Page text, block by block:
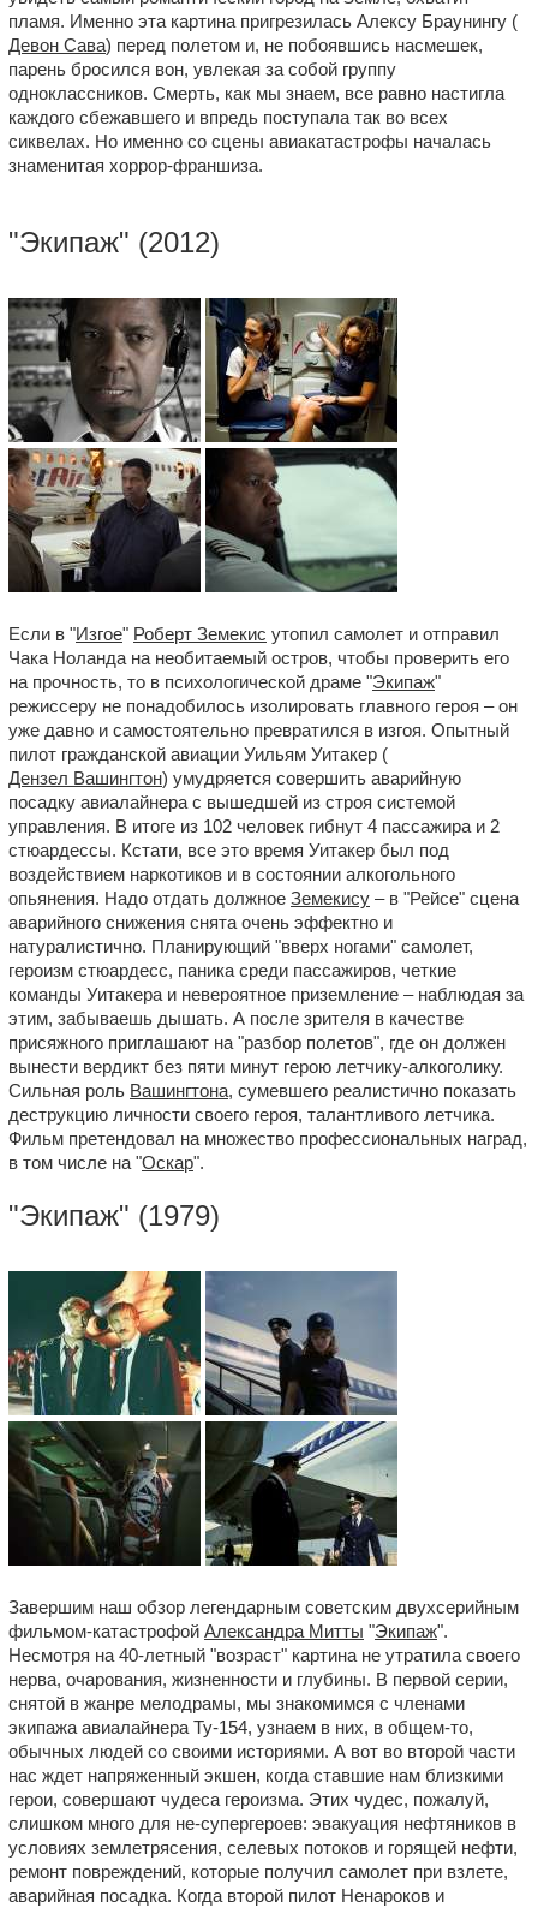
пламя. Именно эта картина пригрезилась Алексу Браунингу (
Девон Сава) перед полетом и, не побоявшись насмешек,
парень бросился вон, увлекая за собой группу
одноклассников. Смерть, как мы знаем, все равно настигла
каждого сбежавшего и впредь поступала так во всех
сиквелах. Но именно со сцены авиакатастрофы началась
знаменитая хоррор-франшиза.
"Экипаж" (2012)
Если в "Изгое" Роберт Земекис утопил самолет и отправил
Чака Ноланда на необитаемый остров, чтобы проверить его
на прочность, то в психологической драме "Экипаж"
режиссеру не понадобилось изолировать главного героя – он
уже давно и самостоятельно превратился в изгоя. Опытный
пилот гражданской авиации Уильям Уитакер (
Дензел Вашингтон) умудряется совершить аварийную
посадку авиалайнера с вышедшей из строя системой
управления. В итоге из 102 человек гибнут 4 пассажира и 2
стюардессы. Кстати, все это время Уитакер был под
воздействием наркотиков и в состоянии алкогольного
опьянения. Надо отдать должное Земекису – в "Рейсе" сцена
аварийного снижения снята очень эффектно и
натуралистично. Планирующий "вверх ногами" самолет,
героизм стюардесс, паника среди пассажиров, четкие
команды Уитакера и невероятное приземление – наблюдая за
этим, забываешь дышать. А после зрителя в качестве
присяжного приглашают на "разбор полетов", где он должен
вынести вердикт без пяти минут герою летчику-алкоголику.
Сильная роль Вашингтона, сумевшего реалистично показать
деструкцию личности своего героя, талантливого летчика.
Фильм претендовал на множество профессиональных наград,
в том числе на "Оскар".
"Экипаж" (1979)
Завершим наш обзор легендарным советским двухсерийным
фильмом-катастрофой Александра Митты "Экипаж".
Несмотря на 40-летный "возраст" картина не утратила своего
нерва, очарования, жизненности и глубины. В первой серии,
снятой в жанре мелодрамы, мы знакомимся с членами
экипажа авиалайнера Ту-154, узнаем в них, в общем-то,
обычных людей со своими историями. А вот во второй части
нас ждет напряженный экшен, когда ставшие нам близкими
герои, совершают чудеса героизма. Этих чудес, пожалуй,
слишком много для не-супергероев: эвакуация нефтяников в
условиях землетрясения, селевых потоков и горящей нефти,
ремонт повреждений, которые получил самолет при взлете,
аварийная посадка. Когда второй пилот Ненароков и